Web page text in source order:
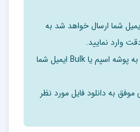
بنزین، الکل، گازوئیل و
به عنوان عامل بوجود آورنده
الکتریسیته قرار دارد. این
انواع دیگر را به وجود آورد.
شما ارسال خواهد شد به
وارد نمایید.
ممکن است ایمیل ارسالی به پوشه اسپم یا Bulk ایمیل شما
به دانلود فایل مورد نظر